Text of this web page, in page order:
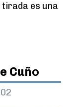
tirada es una
Cuño